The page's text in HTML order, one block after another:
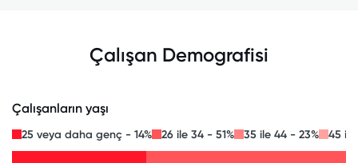
Çalışan Demografisi
Çalışanların yaşı
25 veya daha genç - 14% 26 ile 34 - 51% 35 ile 44 - 23% 45 ile